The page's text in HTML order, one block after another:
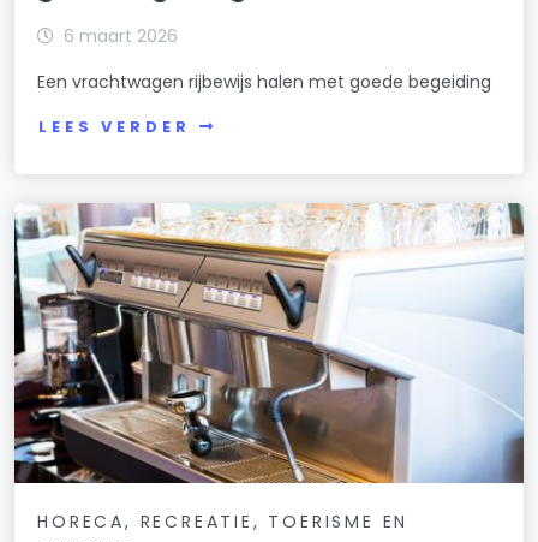
6 maart 2026
Een vrachtwagen rijbewijs halen met goede begeiding
LEES VERDER
HORECA, RECREATIE, TOERISME EN